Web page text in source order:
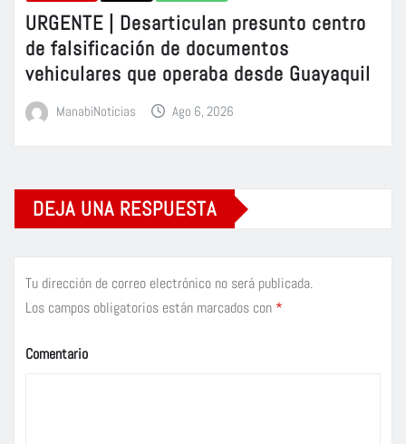
URGENTE | Desarticulan presunto centro
de falsificación de documentos
vehiculares que operaba desde Guayaquil
ManabiNoticias Ago 6, 2026
DEJA UNA RESPUESTA
Tu dirección de correo electrónico no será publicada.
Los campos obligatorios están marcados con *
Comentario